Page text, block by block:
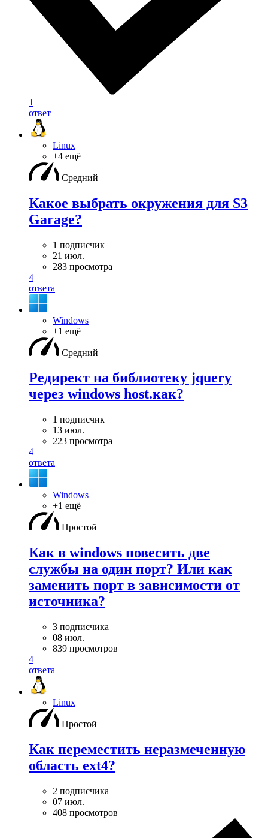
1
ответ
Linux
+4 ещё
Средний
Какое выбрать окружения для S3
Garage?
1 подписчик
21 июл.
283 просмотра
4
ответа
Windows
+1 ещё
Средний
Редирект на библиотеку jquery
через windows host.как?
1 подписчик
13 июл.
223 просмотра
4
ответа
Windows
+1 ещё
Простой
Как в windows повесить две
службы на один порт? Или как
заменить порт в зависимости от
источника?
3 подписчика
08 июл.
839 просмотров
4
ответа
Linux
Простой
Как переместить неразмеченную
область ext4?
2 подписчика
07 июл.
408 просмотров